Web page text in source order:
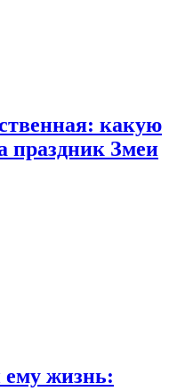
какую
праздник Змеи
ему жизнь: